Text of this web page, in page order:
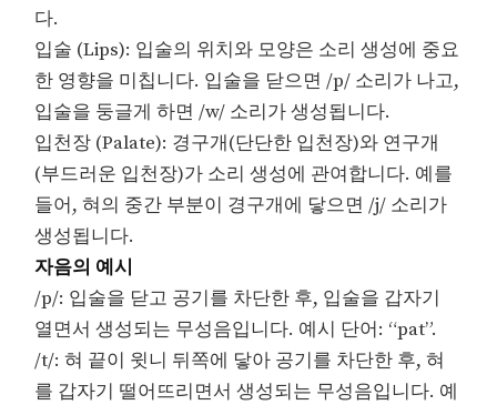
다.
입술 (Lips): 입술의 위치와 모양은 소리 생성에 중요
한 영향을 미칩니다. 입술을 닫으면 /p/ 소리가 나고,
입술을 둥글게 하면 /w/ 소리가 생성됩니다.
입천장 (Palate): 경구개(단단한 입천장)와 연구개
(부드러운 입천장)가 소리 생성에 관여합니다. 예를
들어, 혀의 중간 부분이 경구개에 닿으면 /j/ 소리가
생성됩니다.
자음의 예시
/p/: 입술을 닫고 공기를 차단한 후, 입술을 갑자기
열면서 생성되는 무성음입니다. 예시 단어: “pat”.
/t/: 혀 끝이 윗니 뒤쪽에 닿아 공기를 차단한 후, 혀
를 갑자기 떨어뜨리면서 생성되는 무성음입니다. 예